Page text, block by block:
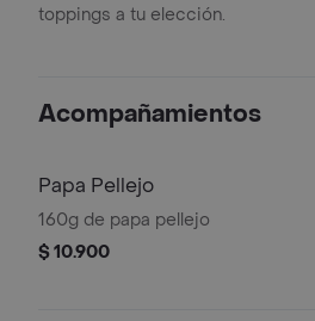
toppings a tu elección.
Acompañamientos
Papa Pellejo
160g de papa pellejo
$ 10.900